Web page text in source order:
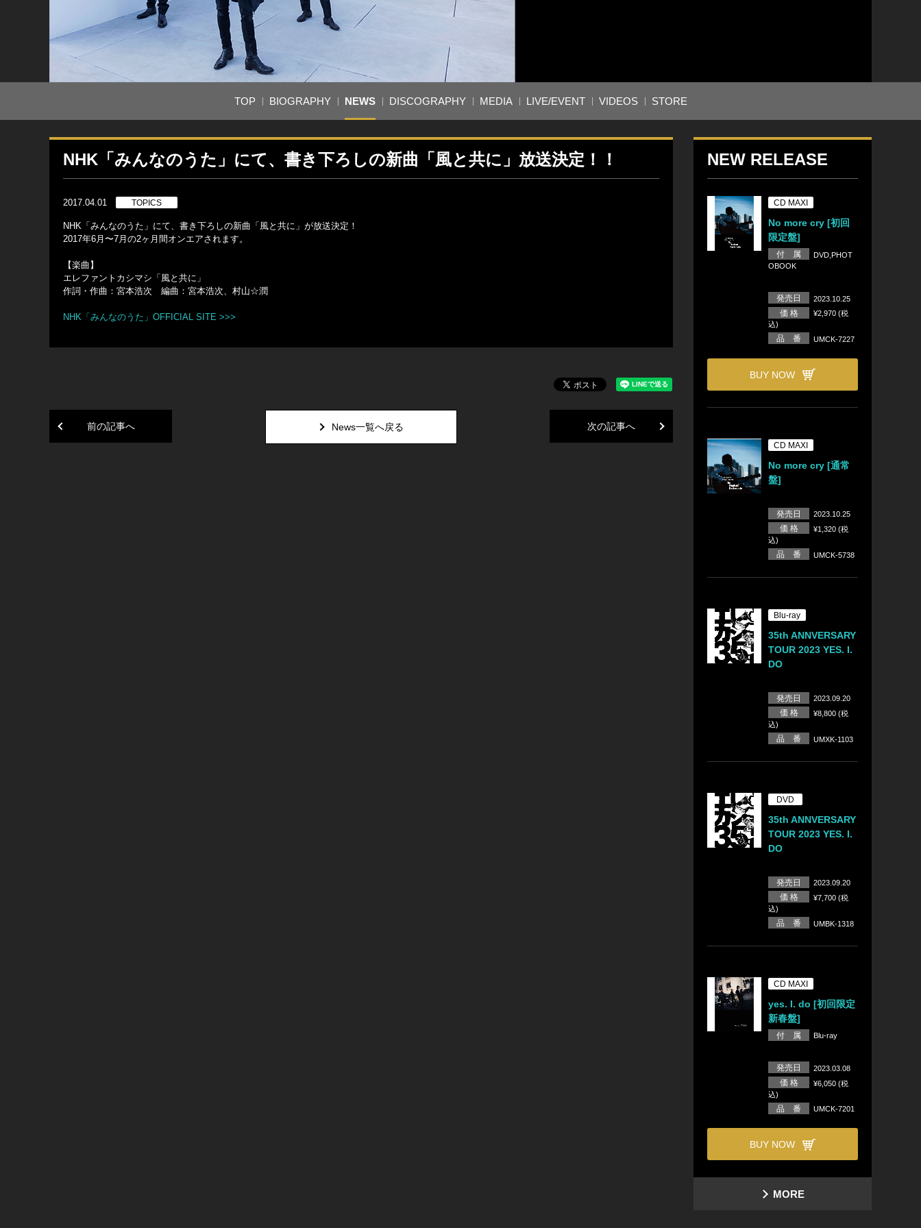
TOP BIOGRAPHY NEWS DISCOGRAPHY MEDIA LIVE/EVENT VIDEOS STORE
NHK「みんなのうた」にて、書き下ろしの新曲「風と共に」放送決定！！
2017.04.01 TOPICS
NHK「みんなのうた」にて、書き下ろしの新曲「風と共に」が放送決定！
2017年6月〜7月の2ヶ月間オンエアされます。
【楽曲】
エレファントカシマシ「風と共に」
作詞・作曲：宮本浩次 編曲：宮本浩次、村山☆潤
NHK「みんなのうた」OFFICIAL SITE >>>
前の記事へ 次の記事へ
News一覧へ戻る
NEW RELEASE
CD MAXI
No more cry [初回
限定盤]
付 属
DVD,PHOT
OBOOK
発売日 2023.10.25
価 格
¥2,970 (税
込)
品 番 UMCK-7227
BUY NOW
CD MAXI
No more cry [通常
盤]
発売日 2023.10.25
価 格
¥1,320 (税
込)
品 番 UMCK-5738
Blu-ray
35th ANNVERSARY
TOUR 2023 YES. I.
DO
発売日 2023.09.20
価 格
¥8,800 (税
込)
品 番 UMXK-1103
DVD
35th ANNVERSARY
TOUR 2023 YES. I.
DO
発売日 2023.09.20
価 格
¥7,700 (税
込)
品 番 UMBK-1318
CD MAXI
yes. I. do [初回限定
新春盤]
付 属 Blu-ray
発売日 2023.03.08
価 格
¥6,050 (税
込)
品 番 UMCK-7201
BUY NOW
MORE